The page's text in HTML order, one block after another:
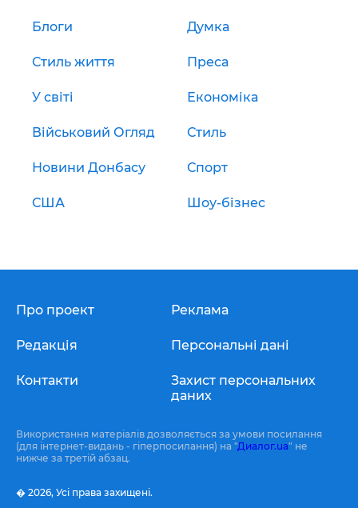
Блоги Думка
Стиль життя Преса
У світі Економіка
Військовий Огляд Стиль
Новини Донбасу Спорт
США Шоу-бізнес
Про проект
Редакція
Контакти
Реклама
Персональні дані
Захист персональних
даних
Використання матеріалів дозволяється за умови посилання
(для інтернет-видань - гіперпосилання) на "Диалог.ua" не
нижче за третій абзац.
� 2026, Усі права захищені.